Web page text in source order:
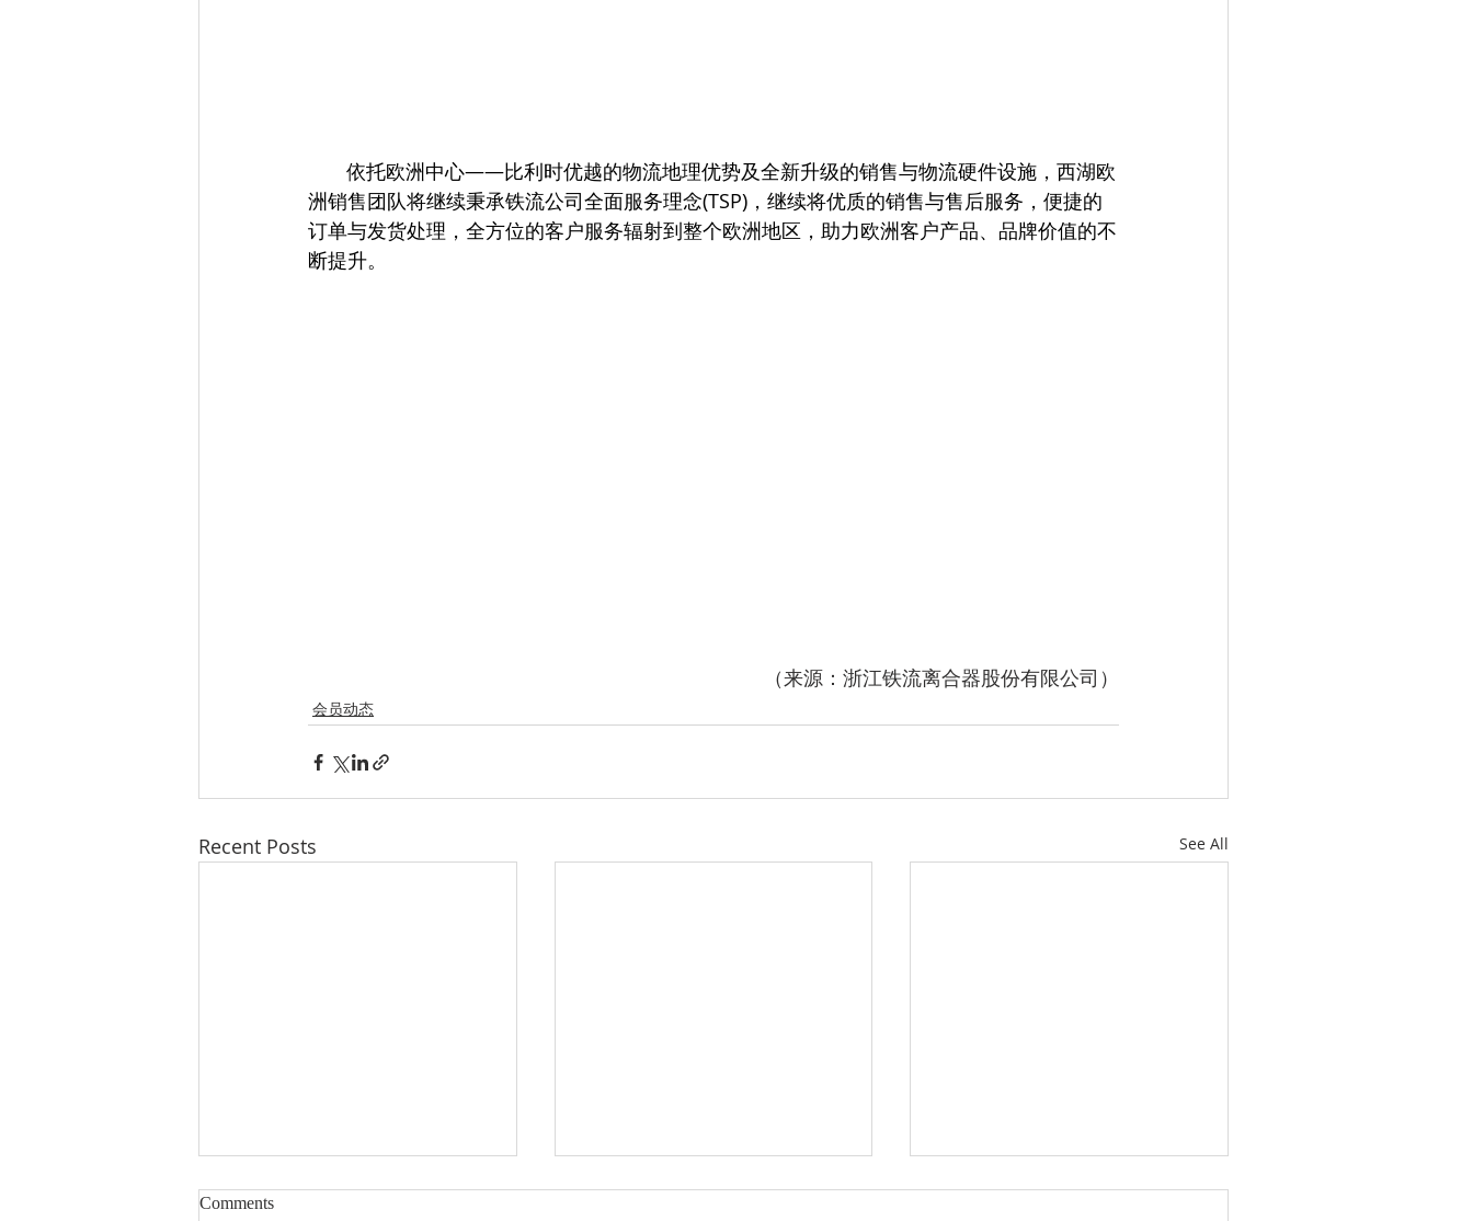
依托欧洲中心——比利时优越的物流地理优势及全新升级的销售与物流硬件设施，西湖欧
洲销售团队将继续秉承铁流公司全面服务理念(TSP)，继续将优质的销售与售后服务，便捷的
订单与发货处理，全方位的客户服务辐射到整个欧洲地区，助力欧洲客户产品、品牌价值的不
断提升。
（来源：浙江铁流离合器股份有限公司）
会员动态
Recent Posts See All
比利时卢森堡中国商会喜迎新
Comments